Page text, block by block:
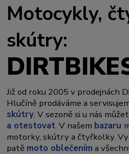
Motocykly,
skútry:
Již od roku 2005 v prodejnách
Hlučíně prodáváme a
skútry. V sezoně si u nás
a otestovat. V našem bazaru
motorky, skútry a čtyřkolky.
patě moto oblečením a